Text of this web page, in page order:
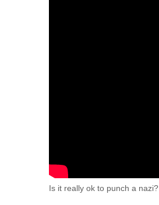
Is it really ok to punch a nazi?